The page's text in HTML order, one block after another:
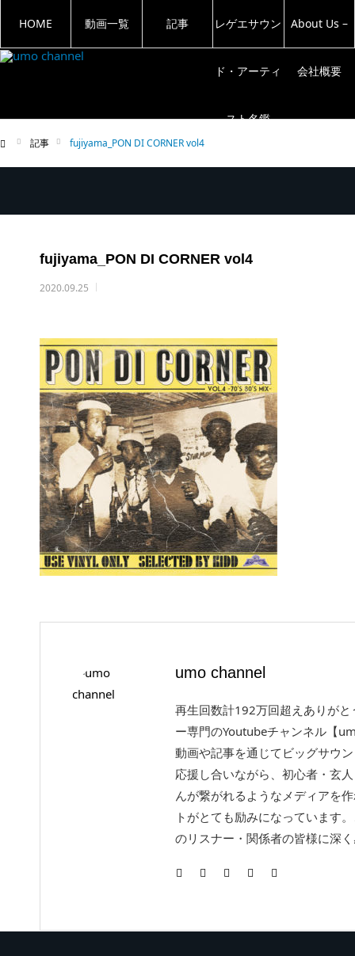
HOME 動画一覧 記事 レゲエサウン
ド・アーティ
スト名鑑
About Us –
会社概要
記事 fujiyama_PON DI CORNER vol4
fujiyama_PON DI CORNER vol4
2020.09.25
umo channel
再生回数計192万回超えありが
ー専門のYoutubeチャンネル【
動画や記事を通じてビッグサウ
応援し合いながら、初心者・玄
んが繋がれるようなメディアを
トがとても励みになっています
のリスナー・関係者の皆様に深